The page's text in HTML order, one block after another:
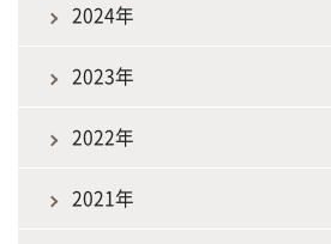
2024年
2023年
2022年
2021年